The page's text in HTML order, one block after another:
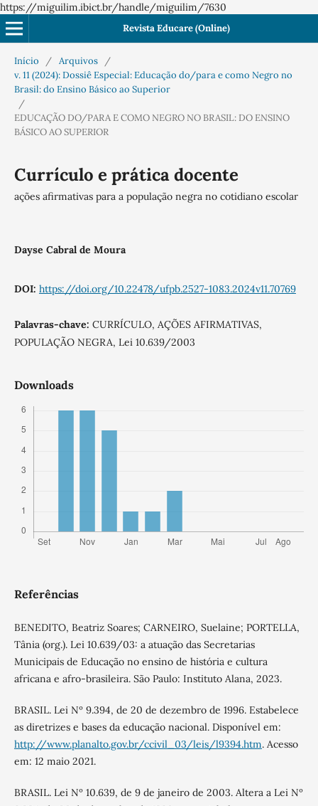
https://miguilim.ibict.br/handle/miguilim/7630
Revista Educare (Online)
Início / Arquivos
/
v. 11 (2024): Dossiê Especial: Educação do/para e como Negro no
Brasil: do Ensino Básico ao Superior
/
EDUCAÇÃO DO/PARA E COMO NEGRO NO BRASIL: DO ENSINO
BÁSICO AO SUPERIOR
Currículo e prática docente
ações afirmativas para a população negra no cotidiano escolar
Dayse Cabral de Moura
DOI: https://doi.org/10.22478/ufpb.2527-1083.2024v11.70769
Palavras-chave: CURRÍCULO, AÇÕES AFIRMATIVAS,
POPULAÇÃO NEGRA, Lei 10.639/2003
Downloads
Referências
BENEDITO, Beatriz Soares; CARNEIRO, Suelaine; PORTELLA,
Tânia (org.). Lei 10.639/03: a atuação das Secretarias
Municipais de Educação no ensino de história e cultura
africana e afro-brasileira. São Paulo: Instituto Alana, 2023.
BRASIL. Lei Nº 9.394, de 20 de dezembro de 1996. Estabelece
as diretrizes e bases da educação nacional. Disponível em:
http://www.planalto.gov.br/ccivil_03/leis/l9394.htm. Acesso
em: 12 maio 2021.
BRASIL. Lei Nº 10.639, de 9 de janeiro de 2003. Altera a Lei Nº